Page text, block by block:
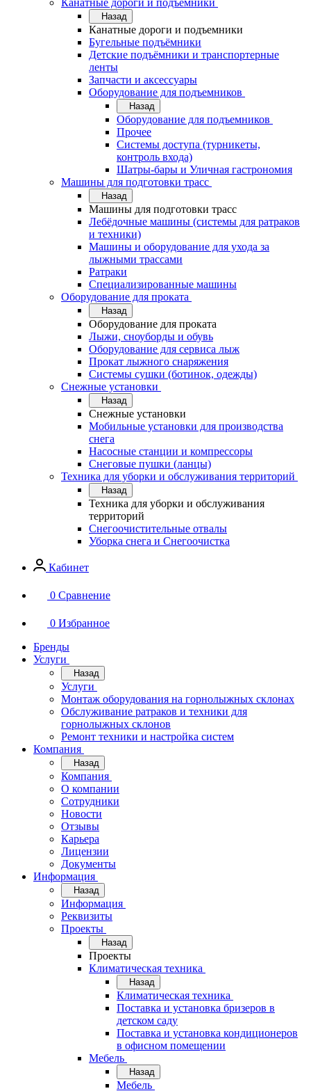
Канатные дороги и подъемники
Назад
Канатные дороги и подъемники
Бугельные подъёмники
Детские подъёмники и транспортерные
ленты
Запчасти и аксессуары
Оборудование для подъемников
Назад
Оборудование для подъемников
Прочее
Системы доступа (турникеты,
контроль входа)
Шатры-бары и Уличная гастрономия
Машины для подготовки трасс
Назад
Машины для подготовки трасс
Лебёдочные машины (системы для ратраков
и техники)
Машины и оборудование для ухода за
лыжными трассами
Ратраки
Специализированные машины
Оборудование для проката
Назад
Оборудование для проката
Лыжи, сноуборды и обувь
Оборудование для сервисa лыж
Прокат лыжного снаряжения
Системы сушки (ботинок, одежды)
Снежные установки
Назад
Снежные установки
Мобильные установки для производства
снега
Насосные станции и компрессоры
Снеговые пушки (ланцы)
Техника для уборки и обслуживания территорий
Назад
Техника для уборки и обслуживания
территорий
Снегоочистительные отвалы
Уборка снега и Снегоочистка
Кабинет
0 Сравнение
0 Избранное
Бренды
Услуги
Назад
Услуги
Монтаж оборудования на горнолыжных склонах
Обслуживание ратраков и техники для
горнолыжных склонов
Ремонт техники и настройка систем
Компания
Назад
Компания
О компании
Сотрудники
Новости
Отзывы
Карьера
Лицензии
Документы
Информация
Назад
Информация
Реквизиты
Проекты
Назад
Проекты
Климатическая техника
Назад
Климатическая техника
Поставка и установка бризеров в
детском саду
Поставка и установка кондиционеров
в офисном помещении
Мебель
Назад
Мебель